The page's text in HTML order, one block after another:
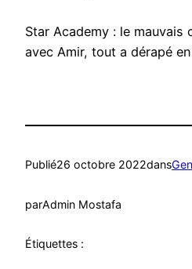
Star Academy : le mauvais
avec Amir, tout a dérapé
Publié26 octobre 2022dans
parAdmin Mostafa
Étiquettes :